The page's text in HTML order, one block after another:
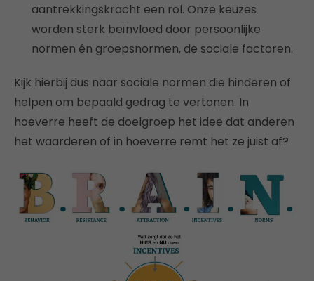
aantrekkingskracht een rol. Onze keuzes
worden sterk beïnvloed door persoonlijke
normen én groepsnormen, de sociale factoren.
Kijk hierbij dus naar sociale normen die hinderen of
helpen om bepaald gedrag te vertonen. In
hoeverre heeft de doelgroep het idee dat anderen
het waarderen of in hoeverre remt het ze juist af?